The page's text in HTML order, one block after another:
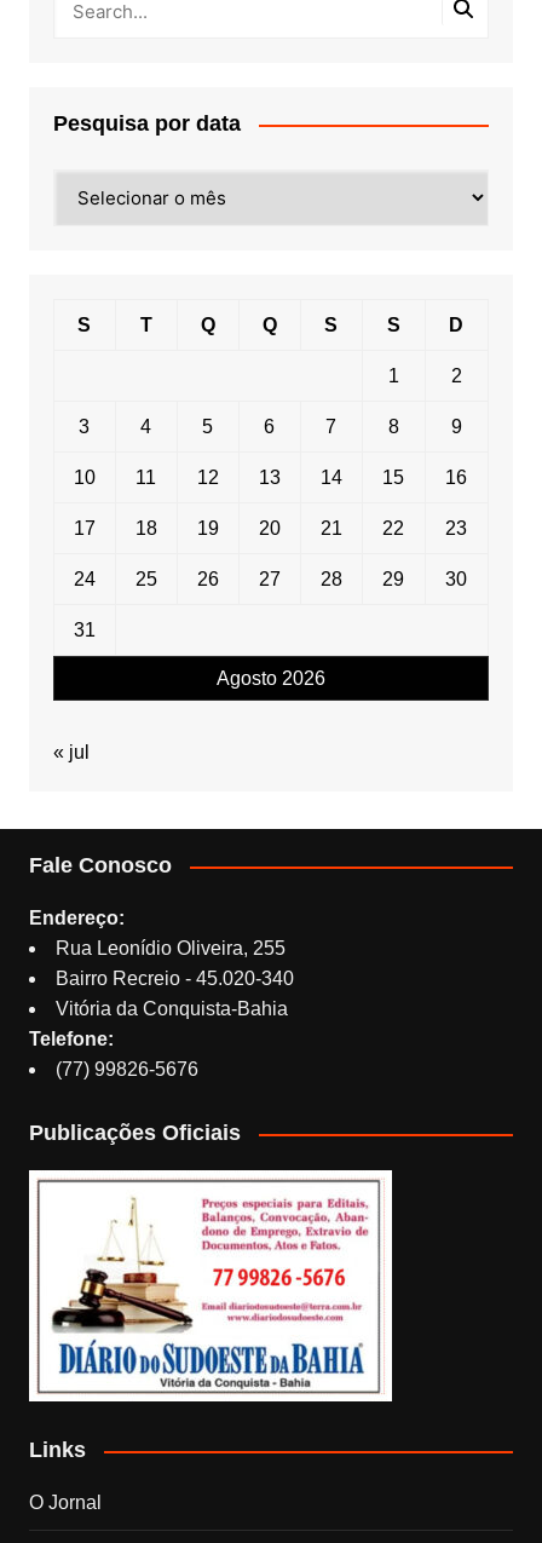
Pesquisa por data
por
Agosto 2026
S T Q Q S S D
1 2
3 4 5 6 7 8 9
10 11 12 13 14 15 16
17 18 19 20 21 22 23
24 25 26 27 28 29 30
31
« jul
Fale Conosco
Endereço:
Rua Leonídio Oliveira, 255
Bairro Recreio - 45.020-340
Vitória da Conquista-Bahia
Telefone:
(77) 99826-5676
Publicações Oficiais
Links
O Jornal